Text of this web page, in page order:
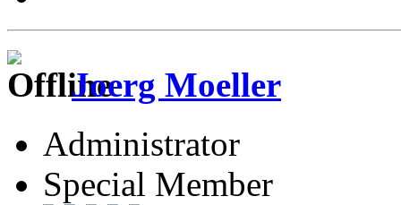
Joerg Moeller
Administrator
Special Member